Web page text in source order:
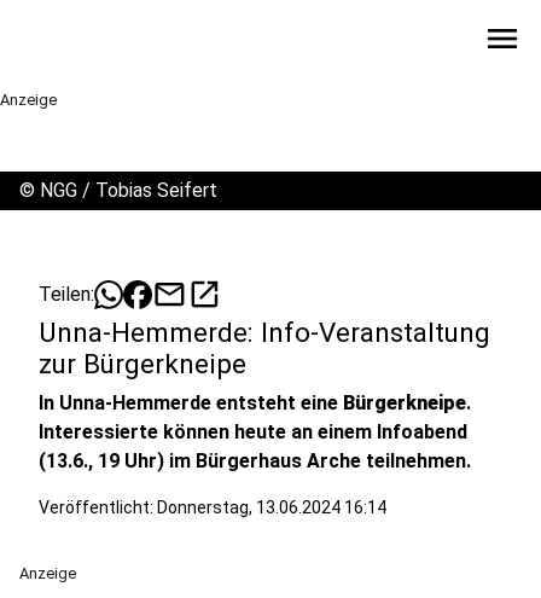
menu
Anzeige
© NGG / Tobias Seifert
Teilen: mailopen_in_new
Unna-Hemmerde: Info-Veranstaltung
zur Bürgerkneipe
In Unna-Hemmerde entsteht eine Bürgerkneipe.
Interessierte können heute an einem Infoabend
(13.6., 19 Uhr) im Bürgerhaus Arche teilnehmen.
Veröffentlicht: Donnerstag, 13.06.2024 16:14
Anzeige